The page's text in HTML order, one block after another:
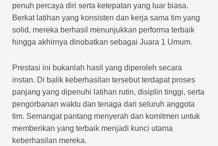
penuh percaya diri serta ketepatan yang luar biasa.
Berkat latihan yang konsisten dan kerja sama tim yang
solid, mereka berhasil menunjukkan performa terbaik
hingga akhirnya dinobatkan sebagai Juara 1 Umum.
Prestasi ini bukanlah hasil yang diperoleh secara
instan. Di balik keberhasilan tersebut terdapat proses
panjang yang dipenuhi latihan rutin, disiplin tinggi, serta
pengorbanan waktu dan tenaga dari seluruh anggota
tim. Semangat pantang menyerah dan komitmen untuk
memberikan yang terbaik menjadi kunci utama
keberhasilan mereka.